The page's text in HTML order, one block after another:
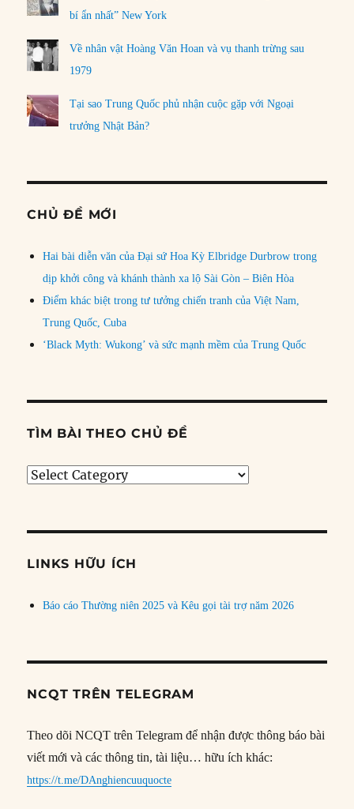
bí ẩn nhất” New York
Về nhân vật Hoàng Văn Hoan và vụ thanh trừng sau
1979
Tại sao Trung Quốc phủ nhận cuộc gặp với Ngoại
trưởng Nhật Bản?
CHỦ ĐỀ MỚI
Hai bài diễn văn của Đại sứ Hoa Kỳ Elbridge Durbrow trong
dịp khởi công và khánh thành xa lộ Sài Gòn – Biên Hòa
Điểm khác biệt trong tư tưởng chiến tranh của Việt Nam,
Trung Quốc, Cuba
‘Black Myth: Wukong’ và sức mạnh mềm của Trung Quốc
TÌM BÀI THEO CHỦ ĐỀ
Tìm
đề
LINKS HỮU ÍCH
Báo cáo Thường niên 2025 và Kêu gọi tài trợ năm 2026
NCQT TRÊN TELEGRAM
Theo dõi NCQT trên Telegram để nhận được thông báo bài
viết mới và các thông tin, tài liệu… hữu ích khác:
https://t.me/DAnghiencuuquocte